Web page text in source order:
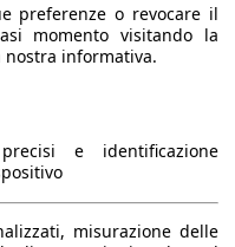
mm
mm
preferenze o revocare il
momento visitando la
nostra informativa.
e identificazione
misurazione delle